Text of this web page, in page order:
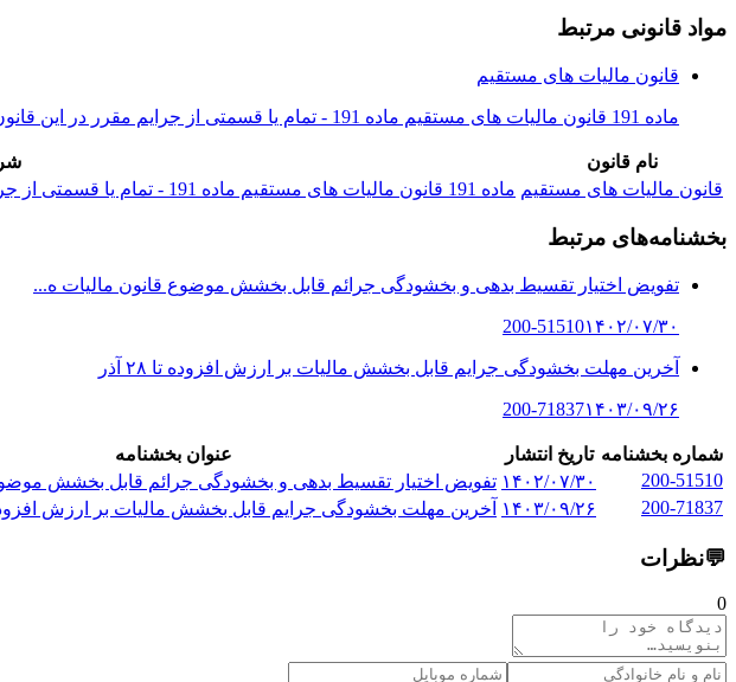
مواد قانونی مرتبط
قانون مالیات های مستقیم
ماده 191 قانون مالیات های مستقیم ماده 191 - تمام یا قسمتی از جرایم مقرر در این قانون بنا به درخواست مؤدی با توجه به دلایل ابرازی م...
نام قانون
قانون مالیات های مستقیم ماده 191 قانون مالیات های مستقیم ماده 191 - تمام یا قسمتی از جرایم مقرر در این قانون بنا به درخواست مؤدی با توجه به دلایل ابرازی م...
بخشنامه‌های مرتبط
تفویض اختیار تقسیط بدهی و بخشودگی جرائم قابل بخشش موضوع قانون مالیات ه...
200-51510۱۴۰۲/۰۷/۳۰
آخرین مهلت بخشودگی جرایم قابل بخشش مالیات بر ارزش افزوده تا ۲۸ آذر
200-71837۱۴۰۳/۰۹/۲۶
شماره بخشنامه تاریخ انتشار
عنوان بخشنامه
200-51510
۱۴۰۲/۰۷/۳۰ تفویض اختیار تقسیط بدهی و بخشودگی جرائم قابل بخشش
200-71837
۱۴۰۳/۰۹/۲۶ آخرین مهلت بخشودگی جرایم قابل بخشش مالیات بر ارزش افزوده تا
💬نظرات
0